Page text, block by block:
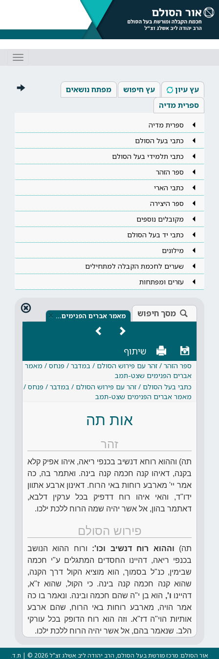
עץ עיון עץ חיפוש
מפתח נושאים
ספרית מדיה
ספרית מדיה
כתבי בעל הסולם
כתבי תלמידי בעל הסולם
ספר הזהר
כתבי הארי
ספר היצירה
מקובלים נוספים
כתבי יד בעל הסולם
מילונים
שערים לחכמת הקבלה למתחילים
עזרים ומפתחות
מסך חיפוש מאמר אברים הפנימים… ×
שיתוף
ספר הזהר / זהר עם פירוש הסולם / במדבר / פנחס / מאמר
אברים הפנימים שצט-תמב
כתבי בעל הסולם / זהר עם פירוש הסולם / במדבר / פנחס /
מאמר אברים הפנימים שצט-תמב
אות תה
זהר
תה) וההוא רוחא דנשיב בכנפי ריאה, איהו אפיק קלא
בקנה, דאיהו קנה חכמה קנה בינה. ואתמר בה, כה
אמר יי' מארבע רוחות באי הרוח. דאינון ארבע אתוון
ידו"ד, והאי איהו רוח דדפיק בכל ערקין דלבא,
דאתמר בהון, אל אשר יהיה שמה הרוח ללכת ילכו.
פירוש הסולם
תה) וההוא רוח דנשיב וכו': ורוח ההוא הנושב
בכנפי ריאה, דהיינו החסדים המתגלים ע"י חכמה
שבימין, כנ"ל בסמוך, הוא מוציא הקול דרך הקנה,
שהוא קנה חכמה קנה בינה. כי הקול, שהוא ז"א,
דהיינו ו', הוא בן י"ה שהם חכמה ובינה. ונאמר בו כה
אמר הויה, מארבע רוחות באי הרוח, שהם ארבע
אותיות הוי"ה דז"א. וזה הוא רוח הדופק בכל עורקי
הלב. שנאמר בהם, אל אשר יהיה הרוח ללכת ילכו.
אור הסולם: מרכז מורשת בעל הסולם, הרב יהודה ליב אשלג זצ"ל 2026 © | ת.ד.